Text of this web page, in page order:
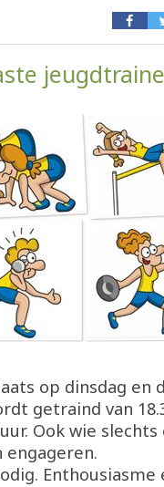
op dinsdag en
getraind van
Ook wie
engageren.
Enthousiasme